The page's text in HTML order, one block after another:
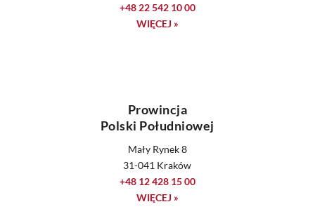
+48 22 542 10 00
WIĘCEJ »
Prowincja
Polski Południowej
Mały Rynek 8
31-041 Kraków
+48 12 428 15 00
WIĘCEJ »